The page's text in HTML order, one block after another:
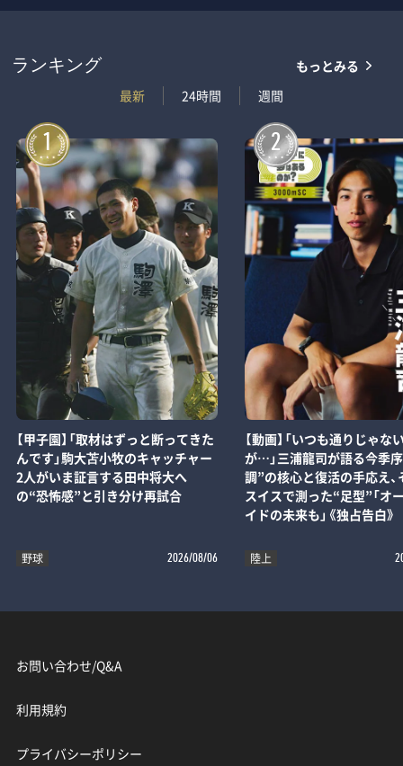
ランキング
最新
24時間 週間
もっとみる
1
【甲子園】「取材はずっと断ってきた
んです」駒大苫小牧のキャッチャー
2人がいま証言する田中将大へ
の“恐怖感”と引き分け再試合
野球 2026/08/06
2
【動画】「いつも通りじゃな
が…」三浦龍司が語る今季
調”の核心と復活の手応え、
スイスで測った“足型”「オ
イドの未来も」《独占告白》
陸上
お問い合わせ/Q&A
利用規約
プライバシーポリシー